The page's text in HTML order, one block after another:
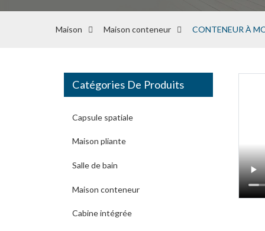
Maison Maison conteneur CONTENEUR À
Catégories De Produits
Capsule spatiale
Maison pliante
Salle de bain
Maison conteneur
Cabine intégrée